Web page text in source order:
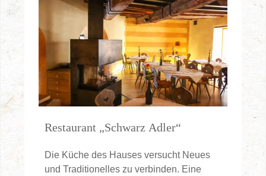
Restaurant „Schwarz Adler“
Die Küche des Hauses versucht Neues
und Traditionelles zu verbinden. Eine